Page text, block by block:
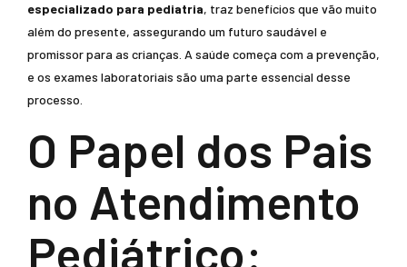
especializado para pediatria, traz benefícios que vão muito
além do presente, assegurando um futuro saudável e
promissor para as crianças. A saúde começa com a prevenção,
e os exames laboratoriais são uma parte essencial desse
processo.
O Papel dos Pais
no Atendimento
Pediátrico: